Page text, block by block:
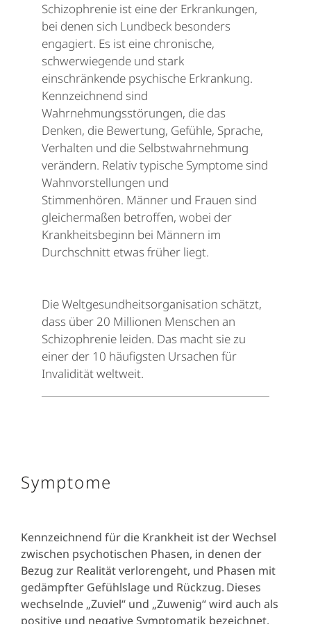
Schizophrenie ist eine der Erkrankungen,
bei denen sich Lundbeck besonders
engagiert. Es ist eine chronische,
schwerwiegende und stark
einschränkende psychische Erkrankung.
Kennzeichnend sind
Wahrnehmungsstörungen, die das
Denken, die Bewertung, Gefühle, Sprache,
Verhalten und die Selbstwahrnehmung
verändern. Relativ typische Symptome sind
Wahnvorstellungen und
Stimmenhören. Männer und Frauen sind
gleichermaßen betroffen, wobei der
Krankheitsbeginn bei Männern im
Durchschnitt etwas früher liegt.
Die Weltgesundheitsorganisation schätzt,
dass über 20 Millionen Menschen an
Schizophrenie leiden. Das macht sie zu
einer der 10 häufigsten Ursachen für
Invalidität weltweit.
Symptome
Kennzeichnend für die Krankheit ist der Wechsel
zwischen psychotischen Phasen, in denen der
Bezug zur Realität verlorengeht, und Phasen mit
gedämpfter Gefühlslage und Rückzug. Dieses
wechselnde „Zuviel“ und „Zuwenig“ wird auch als
positive und negative Symptomatik bezeichnet.